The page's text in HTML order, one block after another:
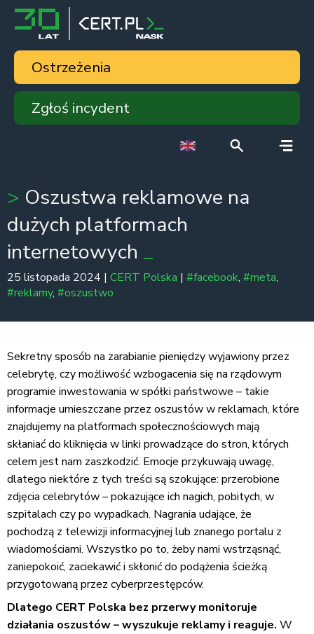
Ostrzeżenia
Zgłoś incydent
Oszustwa reklamowe na
dużych platformach
internetowych
25 listopada 2024 | CERT Polska | #facebook, #meta,
#reklamy, #oszustwo
Sekretny sposób na zarabianie pieniędzy wyjawiony przez
celebrytę, czy możliwość wzbogacenia się na rządowym
programie inwestowania w spółki państwowe – takie
informacje umieszczane przez oszustów w reklamach, które
znajdujemy na platformach społecznościowych mają
skłaniać do kliknięcia w linki prowadzące do stron, których
celem jest nam zaszkodzić. Emocje przykuwają uwagę,
dlatego niektóre z tych treści są szokujące: przerobione
zdjęcia celebrytów – pokazujące ich nagich, pobitych, w
szpitalach czy po wypadkach. Nagrania udające, że
pochodzą z telewizji informacyjnej lub znanego portalu z
wiadomościami. Wszystko po to, żeby nami wstrząsnąć,
zaniepokoić, zaciekawić i skłonić do podążenia ścieżką
przygotowaną przez cyberprzestępców.
Dlatego CERT Polska bez przerwy monitoruje
działania oszustów – wyszukuje reklamy i reaguje. W